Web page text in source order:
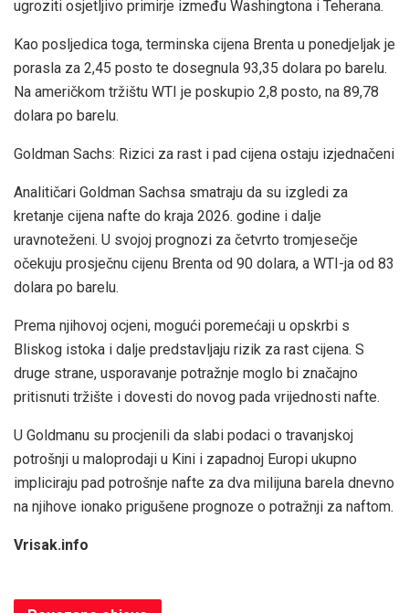
ugroziti osjetljivo primirje između Washingtona i Teherana.
Kao posljedica toga, terminska cijena Brenta u ponedjeljak je
porasla za 2,45 posto te dosegnula 93,35 dolara po barelu.
Na američkom tržištu WTI je poskupio 2,8 posto, na 89,78
dolara po barelu.
Goldman Sachs: Rizici za rast i pad cijena ostaju izjednačeni
Analitičari Goldman Sachsa smatraju da su izgledi za
kretanje cijena nafte do kraja 2026. godine i dalje
uravnoteženi. U svojoj prognozi za četvrto tromjesečje
očekuju prosječnu cijenu Brenta od 90 dolara, a WTI-ja od 83
dolara po barelu.
Prema njihovoj ocjeni, mogući poremećaji u opskrbi s
Bliskog istoka i dalje predstavljaju rizik za rast cijena. S
druge strane, usporavanje potražnje moglo bi značajno
pritisnuti tržište i dovesti do novog pada vrijednosti nafte.
U Goldmanu su procjenili da slabi podaci o travanjskoj
potrošnji u maloprodaji u Kini i zapadnoj Europi ukupno
impliciraju pad potrošnje nafte za dva milijuna barela dnevno
na njihove ionako prigušene prognoze o potražnji za naftom.
Vrisak.info